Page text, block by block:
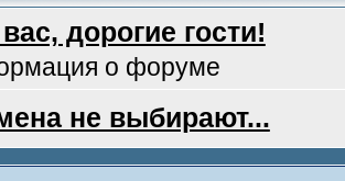
дорогие гости!
о форуме
не выбирают...